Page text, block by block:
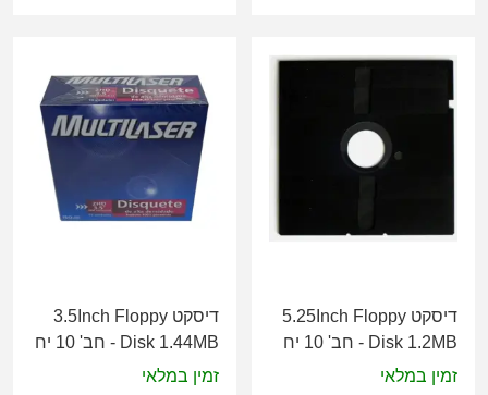
דיסקט 5.25Inch Floppy
Disk 1.2MB - חב' 10 יח
זמין במלאי
דיסקט 3.5Inch Floppy
Disk 1.44MB - חב' 10 יח
זמין במלאי